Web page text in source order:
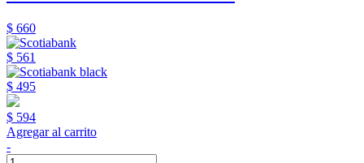
$ 660
$ 561
$ 495
$ 594
Agregar al carrito
-